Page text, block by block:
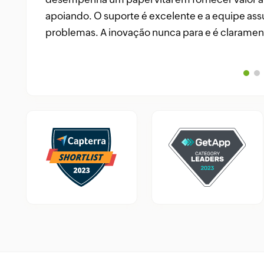
apoiando. O suporte é excelente e a equipe
problemas. A inovação nunca para e é
e roteadores. Ele é rápido,
centralizado e você não
ASSISTA AGORA